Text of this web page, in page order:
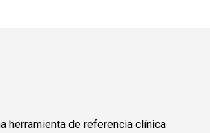
herramienta de referencia clínica